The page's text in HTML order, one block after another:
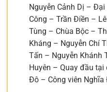
Nguyễn Cảnh Dị –
Công – Trần Điền –
Tùng – Chùa Bộc –
Kháng – Nguyễn Chí
Tấn – Nguyễn Khánh
Huyên – Quay đầu tại
Đô – Công viên Nghĩa